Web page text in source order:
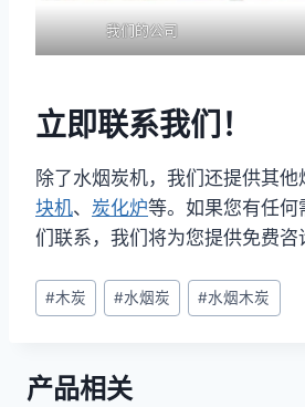
我们的公司
立即联系我们！
除了水烟炭机，我们还提供其他
块机、 炭化炉等。如果您有任
们联系，我们将为您提供免费咨
文
章
签：
#木炭 #水烟炭 #水烟木炭
产品相关